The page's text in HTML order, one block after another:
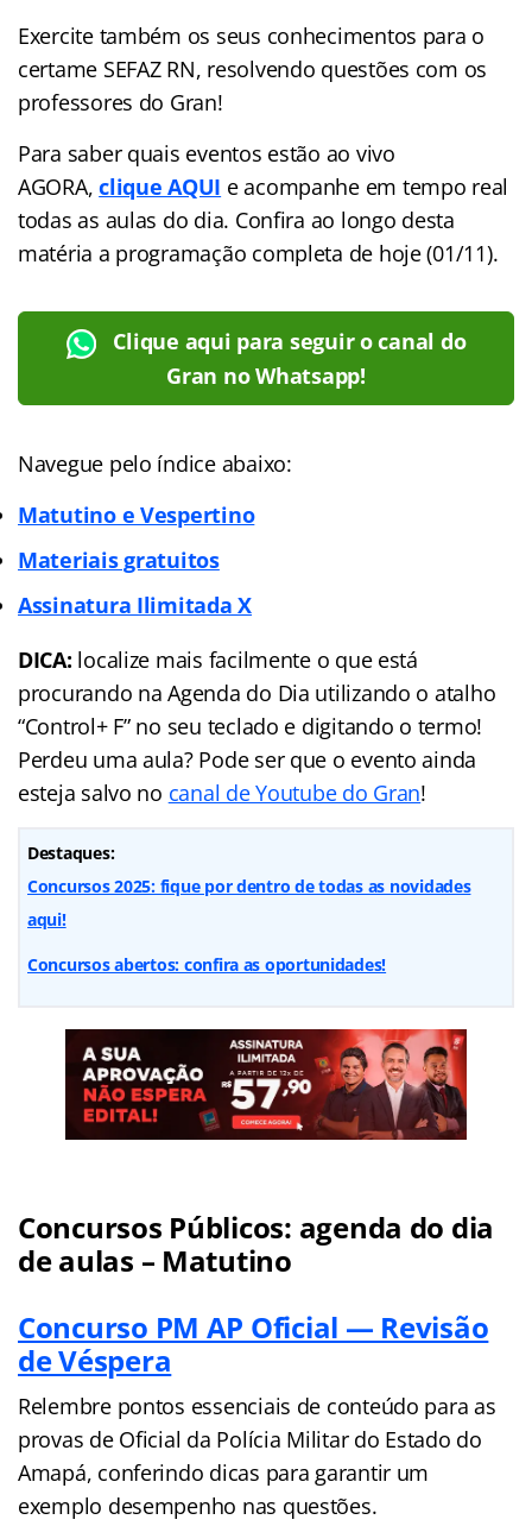
Exercite também os seus conhecimentos para o
certame SEFAZ RN, resolvendo questões com os
professores do Gran!
Para saber quais eventos estão ao vivo
AGORA,clique AQUI e acompanhe em tempo real
todas as aulas do dia. Confira ao longo desta
matéria a programação completa de hoje (01/11).
Clique aqui para seguir o canal do
Gran no Whatsapp!
Navegue pelo índice abaixo:
Matutino e Vespertino
Materiais gratuitos
Assinatura Ilimitada X
DICA: localize mais facilmente o que está
procurando na Agenda do Dia utilizando o atalho
“Control+ F” no seu teclado e digitando o termo!
Perdeu uma aula? Pode ser que o evento ainda
esteja salvo no canal de Youtube do Gran!
Destaques:
Concursos 2025: fique por dentro de todas as novidades
aqui!
Concursos abertos: confira as oportunidades!
Concursos Públicos: agenda do dia
de aulas – Matutino
Concurso PM AP Oficial — Revisão
de Véspera
Relembre pontos essenciais de conteúdo para as
provas de Oficial da Polícia Militar do Estado do
Amapá, conferindo dicas para garantir um
exemplo desempenho nas questões.